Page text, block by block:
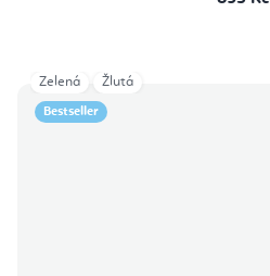
Bestseller
Zelená Žlutá